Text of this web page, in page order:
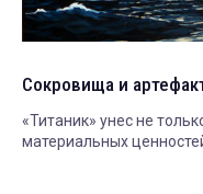
Сокровища и
«Титаник» унес не
материальных